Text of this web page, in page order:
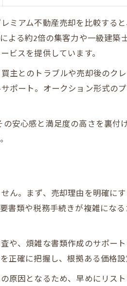
続き注意点
進める方法
ントと控除活用
る書類準備のコツ
ェックリスト一覧
な準備方法
トラブルを防ぐコツ
類と注意点
の実践術
フローを表で解説
敗しない手続きの順序
ックポイント
続きのコツ
控除活用の秘訣
を比較表で解説
アム不動産売却を比較する
る約2倍の集客力や一級建築
ビスを提供しています。
とのトラブルや売却後のク
ート。オークション形式の
安心感と満足度の高さを裏
。まず、売却理由を明確に
類や税務手続きが複雑にな
や、煩雑な書類作成のサポー
確に把握し、根拠ある価格設
原因となるため、早めにリス